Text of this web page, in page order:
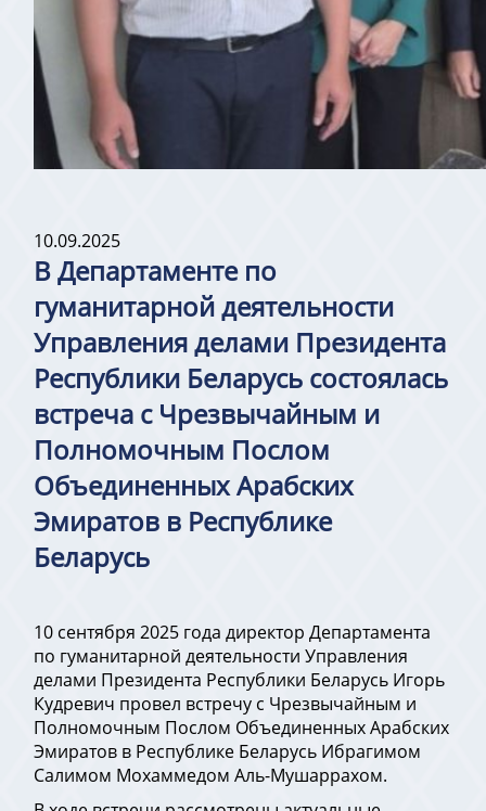
10.09.2025
В Департаменте по
гуманитарной деятельности
Управления делами Президента
Республики Беларусь состоялась
встреча с Чрезвычайным и
Полномочным Послом
Объединенных Арабских
Эмиратов в Республике
Беларусь
10 сентября 2025 года директор Департамента
по гуманитарной деятельности Управления
делами Президента Республики Беларусь Игорь
Кудревич провел встречу с Чрезвычайным и
Полномочным Послом Объединенных Арабских
Эмиратов в Республике Беларусь Ибрагимом
Салимом Мохаммедом Аль-Мушаррахом.